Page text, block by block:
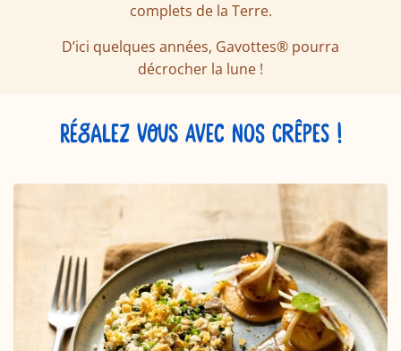
complets de la Terre.
D’ici quelques années, Gavottes® pourra
décrocher la lune !
RÉGALEZ VOUS AVEC NOS CRÊPES !